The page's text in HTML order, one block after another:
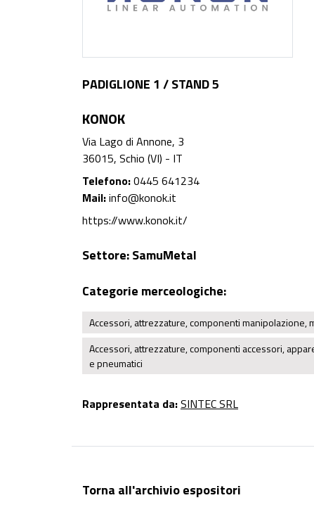
PADIGLIONE 1 / STAND 5
KONOK
Via Lago di Annone, 3
36015, Schio (VI) - IT
Telefono:0445 641234
Mail:info@konok.it
https://www.konok.it/
Settore:SamuMetal
Categorie merceologiche:
Accessori, attrezzature, componenti manipolazione,
Accessori, attrezzature, componenti accessori,
e pneumatici
Rappresentata da:SINTEC SRL
Torna all'archivio espositori